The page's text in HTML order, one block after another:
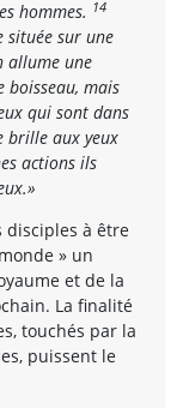
hommes. 14
située sur une
allume une
boisseau, mais
qui sont dans
brille aux yeux
actions ils
disciples à être
» un
et de la
La finalité
touchés par la
puissent le